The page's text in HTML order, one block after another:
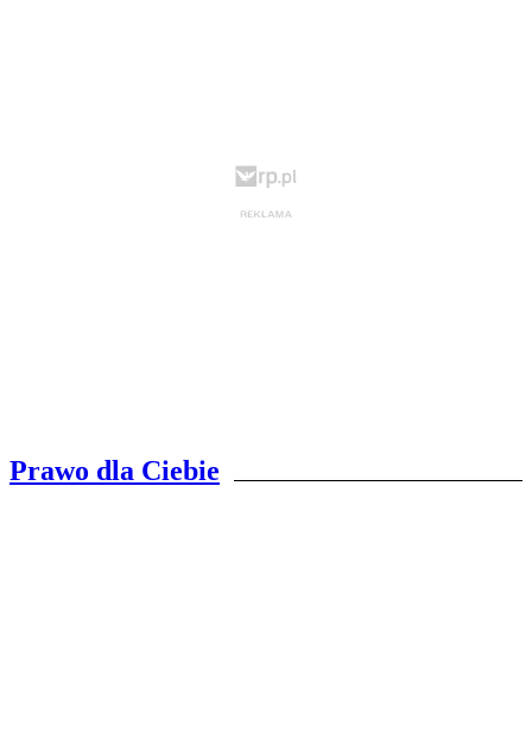
Prawo dla Ciebie